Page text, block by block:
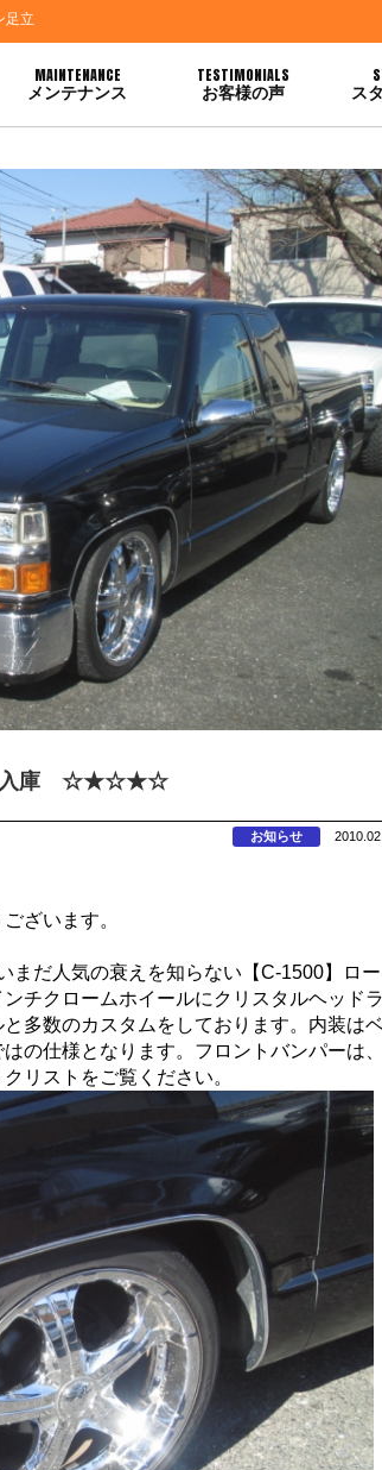
足立
MAINTENANCE
メンテナンス
TESTIMONIALS
お客様の声 ス
入庫 ☆★☆★☆
お知らせ
ざいます。
だ人気の衰えを知らない【C-1500】ロー
チクロームホイールにクリスタルヘッドラ
多数のカスタムをしております。内装は
の仕様となります。フロントバンパーは、
リストをご覧ください。